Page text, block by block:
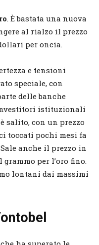
. È bastata una nuova
al rialzo il prezzo
per oncia.
e tensioni
speciale, con
delle banche
istituzionali
salito, con un prezzo
toccati pochi mesi fa
anche il prezzo in
per l’oro fino.
lontani dai massimi